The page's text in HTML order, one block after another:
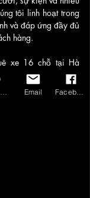
tôi linh hoạt trong
và đáp ứng đầy đủ
hàng.
xe 16 chỗ tại Hà
là đối tác tin cậy mà
Hãy liên hệ với
Email